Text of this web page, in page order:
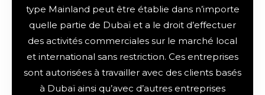
type Mainland peut être établie dans n’importe
quelle partie de Dubaï et a le droit d’effectuer
des activités commerciales sur le marché local
et international sans restriction. Ces entreprises
sont autorisées à travailler avec des clients basés
à Dubaï ainsi qu’avec d’autres entreprises